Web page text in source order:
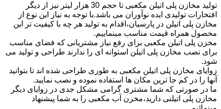
تولید مخازن پلی اتیلن مکعبی تا حجم 30 هزار لیتر نیز از دیگر
افتخارات تولیدی ایده نوآوران می باشد.با توجه به نیاز این نوع از
مخازن پلی اتیلن در پارسیان،اقدام به تولید هر چه با کیفیت تر این
محصول همراه قیمت مناسب مینماییم.
مخزن پلی اتیلن مکعبی برای رفع نیاز مشتریانی که فضای مناسب
برای نصب مخازن پلی اتیلن استوانه ای را ندارند طراحی و تولید می
شود.
زوایای مخازن پلی اتیلن مکعبی به طوری طراحی شده اند تا بتوانید
آنها را در کم جا ترین مکان ها استفاده نموده و نصب نمایید.
ما در صورتی که شما مشتری گرامی مشکل جدی در زوایای دیگر
مخازن پلی اتیلنی دارید،مخزن آب مکعبی را به شما پیشنهاد